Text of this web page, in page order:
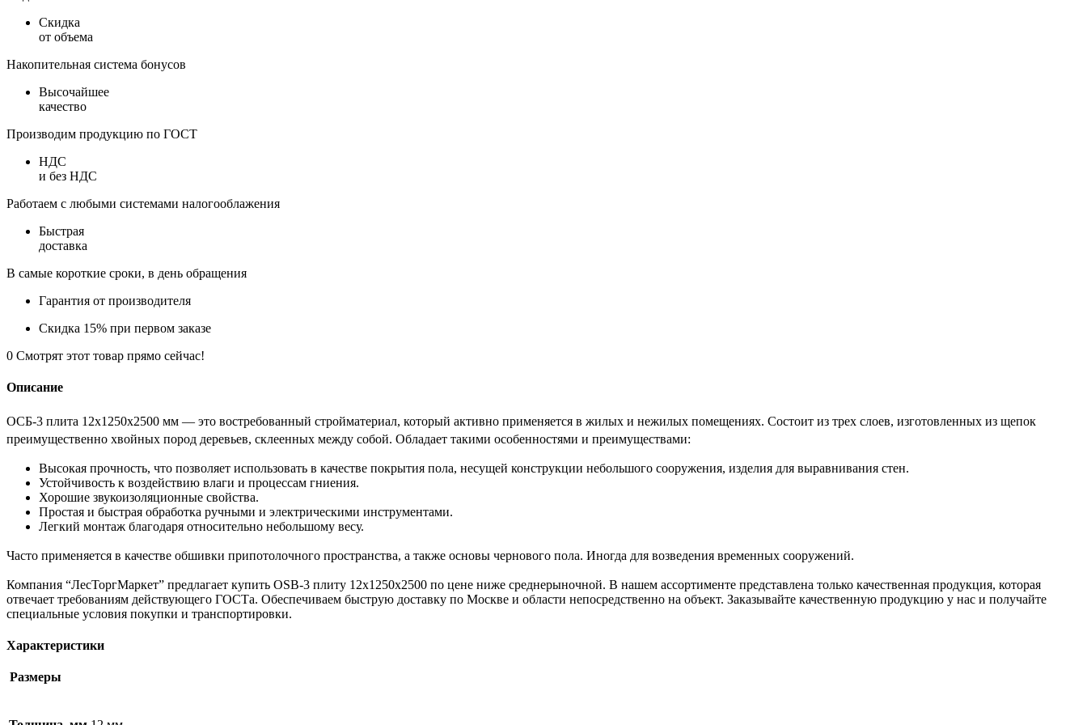
Скидка
от объема
Накопительная система бонусов
Высочайшее
качество
Производим продукцию по ГОСТ
НДС
и без НДС
Работаем с любыми системами налогооблажения
Быстрая
доставка
В самые короткие сроки, в день обращения
Гарантия от производителя
Скидка 15% при первом заказе
0 Смотрят этот товар прямо сейчас!
Описание
ОСБ-3 плита 12х1250х2500 мм — это востребованный стройматериал, который активно применяется в жилых и нежилых помещениях. Состоит из трех слоев, изготовленных из щепок
преимущественно хвойных пород деревьев, склеенных между собой. Обладает такими особенностями и преимуществами:
Высокая прочность, что позволяет использовать в качестве покрытия пола, несущей конструкции небольшого сооружения, изделия для выравнивания стен.
Устойчивость к воздействию влаги и процессам гниения.
Хорошие звукоизоляционные свойства.
Простая и быстрая обработка ручными и электрическими инструментами.
Легкий монтаж благодаря относительно небольшому весу.
Часто применяется в качестве обшивки припотолочного пространства, а также основы чернового пола. Иногда для возведения временных сооружений.
Компания “ЛесТоргМаркет” предлагает купить OSB-3 плиту 12х1250х2500 по цене ниже среднерыночной. В нашем ассортименте представлена только качественная продукция, которая
отвечает требованиям действующего ГОСТа. Обеспечиваем быструю доставку по Москве и области непосредственно на объект. Заказывайте качественную продукцию у нас и получайте
специальные условия покупки и транспортировки.
Характеристики
Размеры